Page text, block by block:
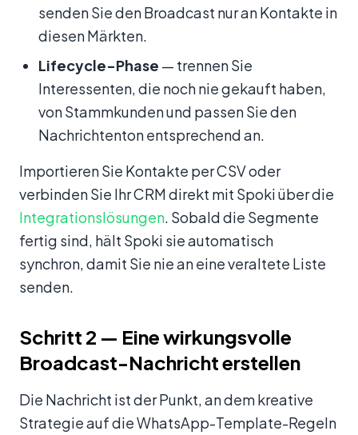
senden Sie den Broadcast nur an Kontakte in
diesen Märkten.
Lifecycle-Phase — trennen Sie
Interessenten, die noch nie gekauft haben,
von Stammkunden und passen Sie den
Nachrichtenton entsprechend an.
Importieren Sie Kontakte per CSV oder
verbinden Sie Ihr CRM direkt mit Spoki über die
Integrationslösungen. Sobald die Segmente
fertig sind, hält Spoki sie automatisch
synchron, damit Sie nie an eine veraltete Liste
senden.
Schritt 2 — Eine wirkungsvolle
Broadcast-Nachricht erstellen
Die Nachricht ist der Punkt, an dem kreative
Strategie auf die WhatsApp-Template-Regeln